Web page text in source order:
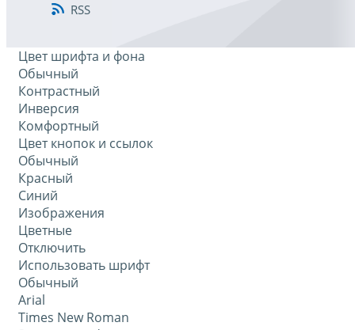
RSS
Цвет шрифта и фона
Обычный
Контрастный
Инверсия
Комфортный
Цвет кнопок и ссылок
Обычный
Красный
Синий
Изображения
Цветные
Отключить
Использовать шрифт
Обычный
Arial
Times New Roman